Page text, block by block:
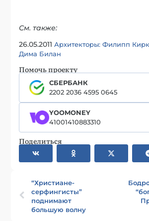
См. также:
26.05.2011Архитекторы: Филипп
Дима Билан
Помочь проекту
СБЕРБАНК
2202 2036 4595 0645
YOOMONEY
41001410883310
Поделиться
“Христиане-
серфингисты”
поднимают
большую волну